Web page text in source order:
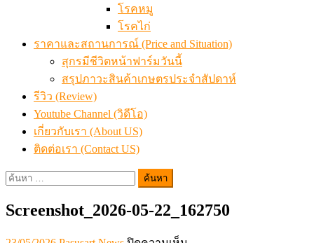
โรคหมู
โรคไก่
ราคาและสถานการณ์ (Price and Situation)
สุกรมีชีวิตหน้าฟาร์มวันนี้
สรุปภาวะสินค้าเกษตรประจำสัปดาห์
รีวิว (Review)
Youtube Channel (วิดีโอ)
เกี่ยวกับเรา (About US)
ติดต่อเรา (Contact US)
ค้นหา
Screenshot_2026-05-22_162750
Posted
Author